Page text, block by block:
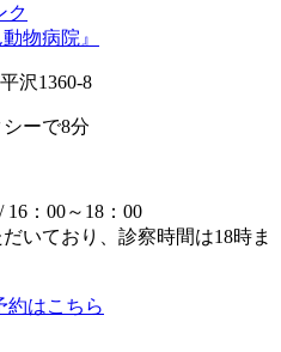
ク
沢1360-8
ーで8分
16：00～18：00
いており、診察時間は18時ま